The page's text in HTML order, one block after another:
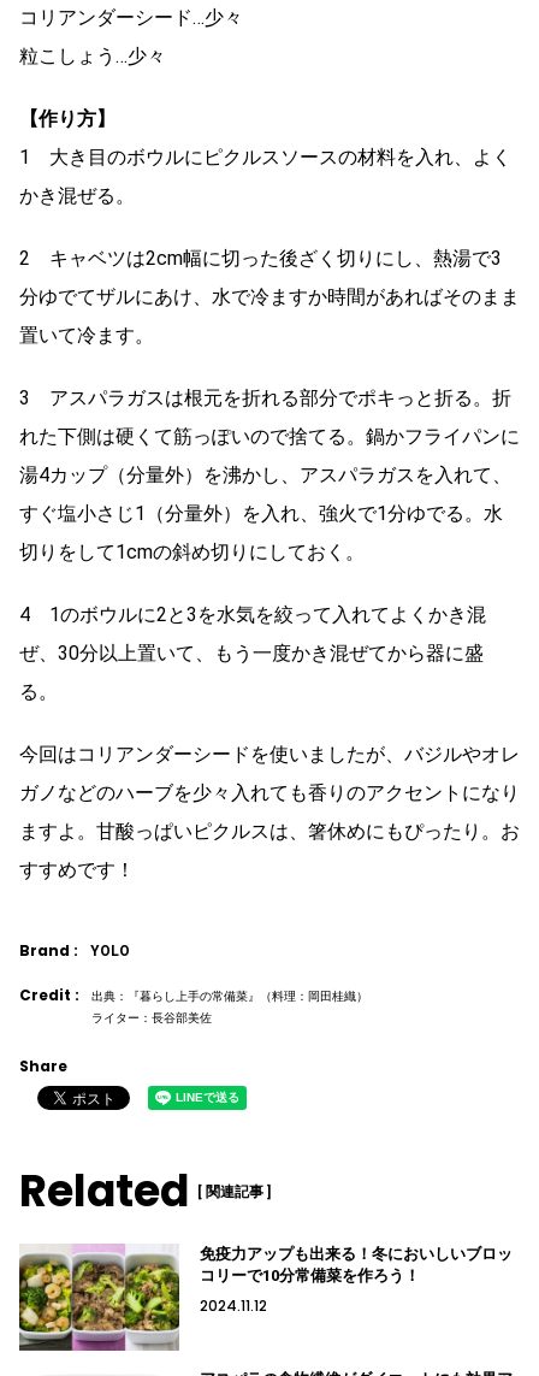
コリアンダーシード…少々
粒こしょう…少々
【作り方】
1 大き目のボウルにピクルスソースの材料を入れ、よく
かき混ぜる。
2 キャベツは2cm幅に切った後ざく切りにし、熱湯で3
分ゆでてザルにあけ、水で冷ますか時間があればそのまま
置いて冷ます。
3 アスパラガスは根元を折れる部分でポキっと折る。折
れた下側は硬くて筋っぽいので捨てる。鍋かフライパンに
湯4カップ（分量外）を沸かし、アスパラガスを入れて、
すぐ塩小さじ1（分量外）を入れ、強火で1分ゆでる。水
切りをして1cmの斜め切りにしておく。
4 1のボウルに2と3を水気を絞って入れてよくかき混
ぜ、30分以上置いて、もう一度かき混ぜてから器に盛
る。
今回はコリアンダーシードを使いましたが、バジルやオレ
ガノなどのハーブを少々入れても香りのアクセントになり
ますよ。甘酸っぱいピクルスは、箸休めにもぴったり。お
すすめです！
Brand : YOLO
Credit :
出典：『暮らし上手の常備菜』（料理：岡田桂織）
ライター：長谷部美佐
Share
Related [ 関連記事 ]
免疫力アップも出来る！冬においしいブロッ
コリーで10分常備菜を作ろう！
2024.11.12